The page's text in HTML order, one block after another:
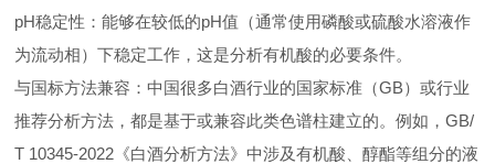
pH稳定性：能够在较低的pH值（通常使用磷酸或硫酸水溶液作
为流动相）下稳定工作，这是分析有机酸的必要条件。
与国标方法兼容：中国很多白酒行业的国家标准（GB）或行业
推荐分析方法，都是基于或兼容此类色谱柱建立的。例如，GB/
T 10345-2022《白酒分析方法》中涉及有机酸、醇酯等组分的液